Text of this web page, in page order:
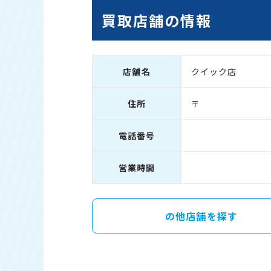
買取店舗の情報
店舗名 クイック店
住所 〒
電話番号
営業時間
の他店舗を探す